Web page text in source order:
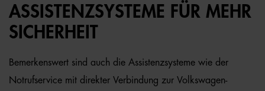
ASSISTENZSYSTEME FÜR MEHR
SICHERHEIT
Bemerkenswert sind auch die Assistenzsysteme wie der
Notrufservice mit direkter Verbindung zur Volkswagen-